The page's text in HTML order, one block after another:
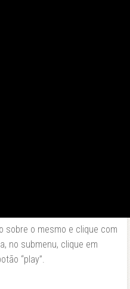
sobre o mesmo e clique com
no submenu, clique em
“play”.